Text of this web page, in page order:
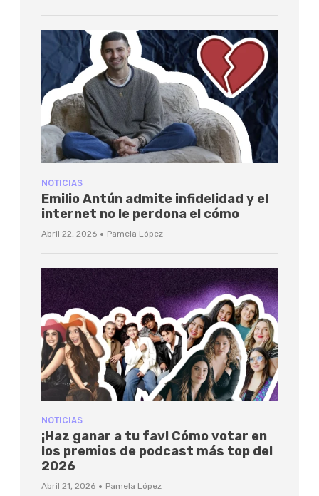
NOTICIAS
Emilio Antún admite infidelidad y el
internet no le perdona el cómo
Abril 22, 2026 · Pamela López
NOTICIAS
¡Haz ganar a tu fav! Cómo votar en
los premios de podcast más top del
2026
Abril 21, 2026 · Pamela López